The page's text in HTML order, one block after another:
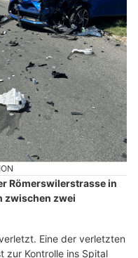
Römerswilerstrasse in
zwischen zwei
Eine der verletzten
zur Kontrolle ins Spital